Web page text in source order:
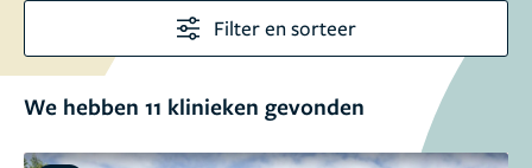
Filter en sorteer
We hebben 11 klinieken gevonden